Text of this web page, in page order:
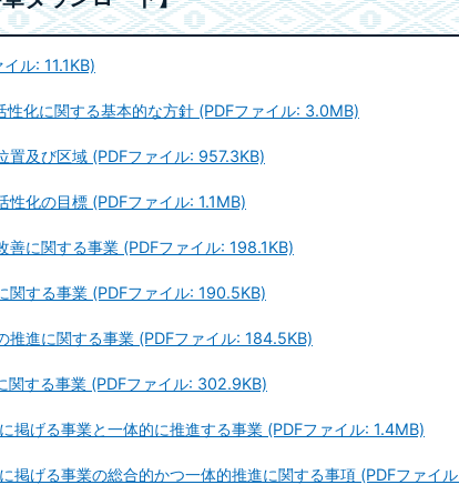
ル: 11.1KB)
性化に関する基本的な方針 (PDFファイル: 3.0MB)
置及び区域 (PDFファイル: 957.3KB)
性化の目標 (PDFファイル: 1.1MB)
善に関する事業 (PDFファイル: 198.1KB)
関する事業 (PDFファイル: 190.5KB)
推進に関する事業 (PDFファイル: 184.5KB)
関する事業 (PDFファイル: 302.9KB)
掲げる事業と一体的に推進する事業 (PDFファイル: 1.4MB)
掲げる事業の総合的かつ一体的推進に関する事項 (PDFファイ